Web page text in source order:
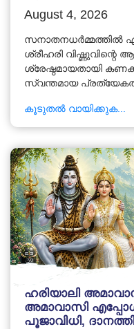
August 4, 2026
സനാതനധർമ്മത്തിൽ
ശ്രീഹരി വിഷ്ണുവിന്റെ
ശ്രേഷ്ഠമായതായി
സ്വന്തമായ
കൂടുതൽ വായിക്കുക...
ഹരിയാലി
അമാവാസി
പൂജാവിധി,